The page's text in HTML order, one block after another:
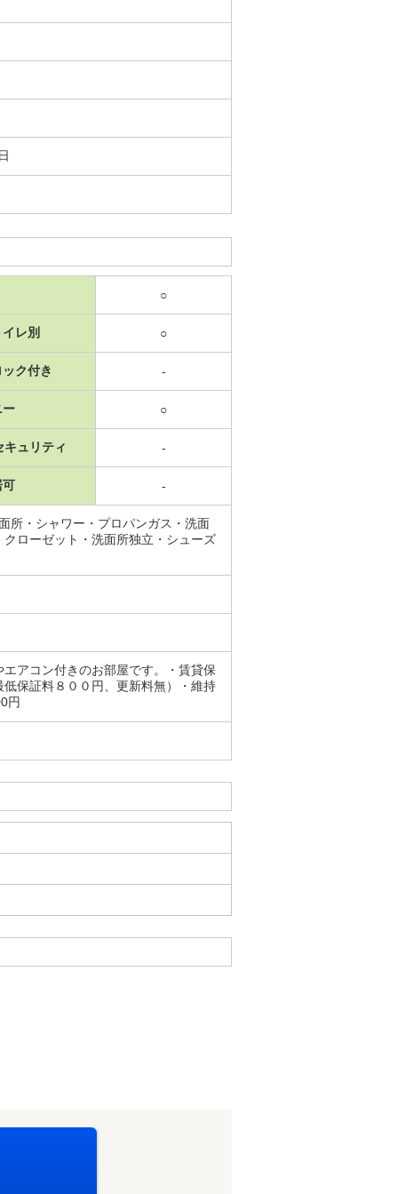
○
レ別 ○
ク付き -
ー ○
キュリティ -
可 -
所・シャワー・プロパンガス・洗面
ローゼット・洗面所独立・シューズ
アコン付きのお部屋です。・賃貸保
保証料８００円、更新料無）・維持
円